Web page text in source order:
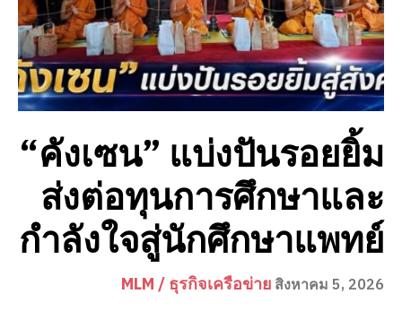
“คังเซน” แบ่งปันรอยยิ้ม
ส่งต่อทุนการศึกษาและ
กำลังใจสู่นักศึกษาแพทย์
MLM / ธุรกิจเครือข่าย สิงหาคม 5, 2026